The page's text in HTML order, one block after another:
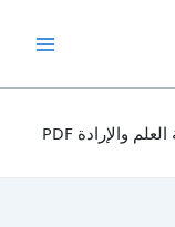
تحميل كتاب مفتاح دار السعادة ومنشور ولاية العلم والإرادة PDF